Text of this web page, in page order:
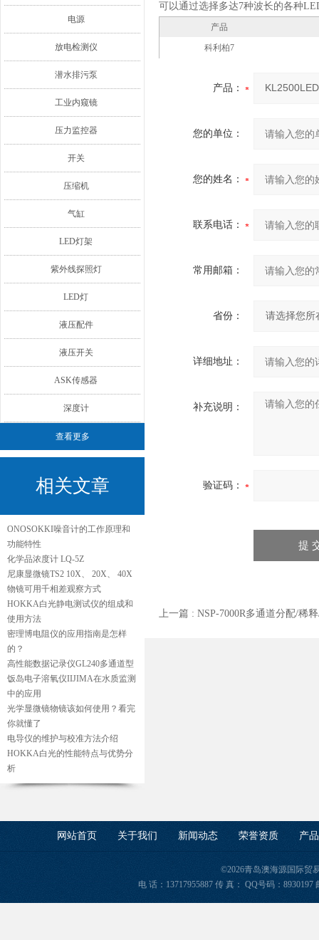
电源
放电检测仪
潜水排污泵
工业内窥镜
压力监控器
开关
压缩机
气缸
LED灯架
紫外线探照灯
LED灯
液压配件
液压开关
ASK传感器
深度计
查看更多
相关文章
ONOSOKKI噪音计的工作原理和
功能特性
化学品浓度计 LQ-5Z
尼康显微镜TS2 10X、 20X、 40X
物镜可用千相差观察方式
HOKKA白光静电测试仪的组成和
使用方法
密理博电阻仪的应用指南是怎样
的？
高性能数据记录仪GL240多通道型
饭岛电子溶氧仪IIJIMA在水质监测
中的应用
光学显微镜物镜该如何使用？看完
你就懂了
电导仪的维护与校准方法介绍
HOKKA白光的性能特点与优势分
析
可以通过选择多达7种波长的各种
产品
科利柏7
产品：
您的单位：
您的姓名：
联系电话：
常用邮箱：
省份：
详细地址：
补充说明：
验证码：
上一篇 : NSP-7000R多通道分配/稀
网站首页 关于我们 新闻动态 荣誉资质 产
©2026青岛澳海源国际贸
电 话：13717955887 传 真： QQ号码：